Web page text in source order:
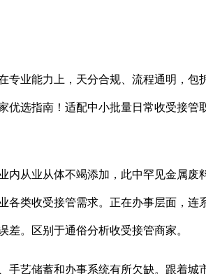
业能力上，天分合规、流程通明，包
优选指南！适配中小批量日常收受接
从业从体不竭添加，此中罕见金属废
各类收受接管需求。正在办事层面，
差。区别于通俗分析收受接管商家。
艺储蓄和办事系统有所欠缺。跟着城